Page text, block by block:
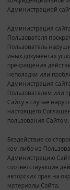
Администрацией
Администрация
Пользователя
Пользователь
иных документах
прекращения
неполадки или
Администрация
Пользователем или
Сайту в случае
настоящего
пользования Сайтом.
Бездействие со
кем-либо из
Администрацию
соответствующие
авторских прав на
материалы Сайта.